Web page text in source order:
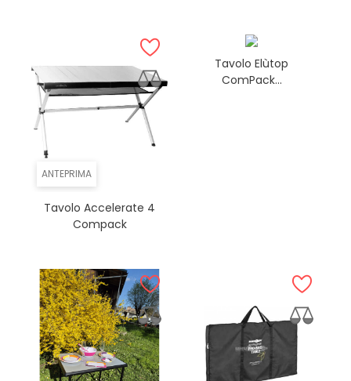
ANTEPRIMA
Tavolo Accelerate 4
Compack
Tavolo Elùtop
ComPack...